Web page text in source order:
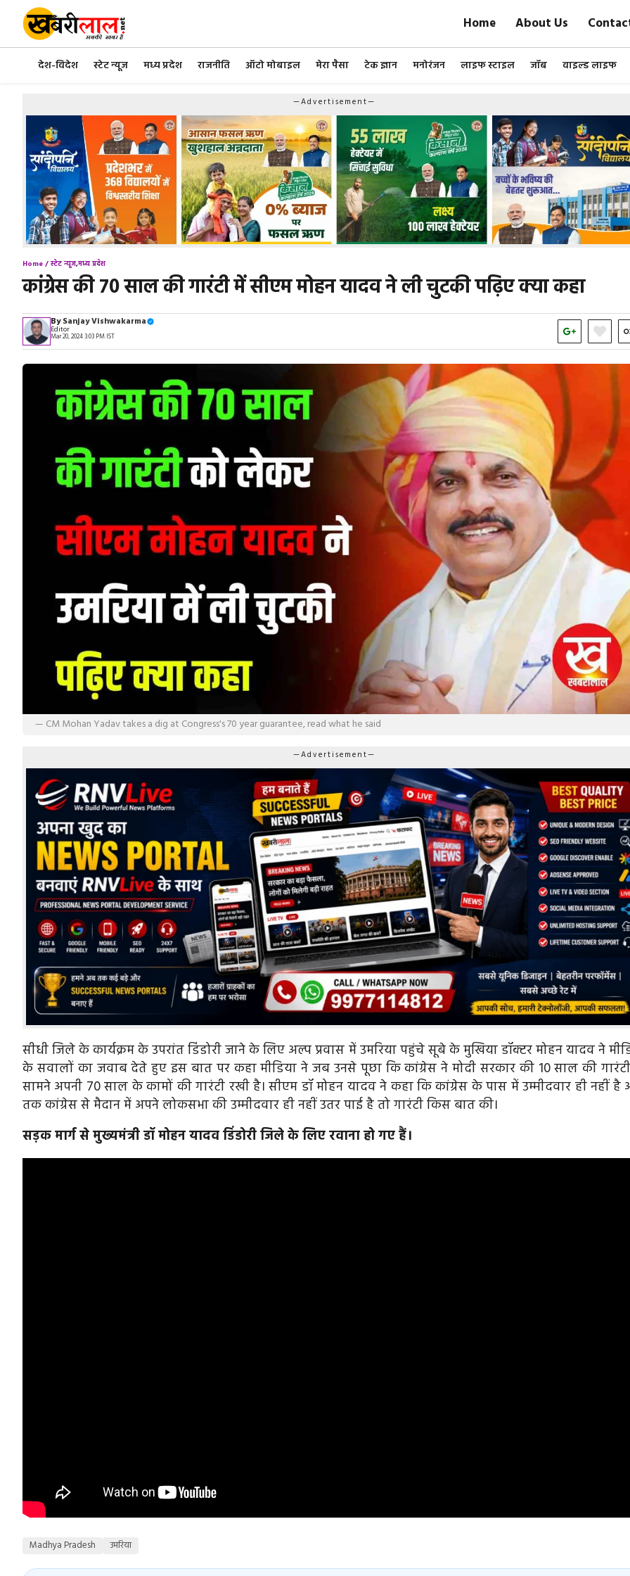
content
Home About Us
देश-विदेश स्टेट न्यूज मध्य प्रदेश राजनीति ऑटो मोबाइल मेरा पैसा टेक ज्ञान मनोरंजन लाइफ स्टाइल जॉब वाइल्ड लाइफ
—Advertisement—
Home /स्टेट न्यूज,मध्य प्रदेश
कांग्रेस की 70 साल की गारंटी में सीएम मोहन यादव ने ली चुटकी पढ़िए क्या कहा
BySanjay Vishwakarma
Editor
Mar 20, 2024 3:03 PM IST
— CM Mohan Yadav takes a dig at Congress's 70 year guarantee, read what he said
—Advertisement—
सीधी जिले के कार्यक्रम के उपरांत डिंडोरी जाने के लिए अल्प प्रवास में उमरिया पहुंचे सूबे के मुखिया डॉक्टर मोहन यादव ने
के सवालों का जवाब देते हुए इस बात पर कहा मीडिया ने जब उनसे पूछा कि कांग्रेस ने मोदी सरकार की 10 साल की
सामने अपनी 70 साल के कामों की गारंटी रखी है। सीएम डॉ मोहन यादव ने कहा कि कांग्रेस के पास में उम्मीदवार ही नहीं है
तक कांग्रेस से मैदान में अपने लोकसभा की उम्मीदवार ही नहीं उतर पाई है तो गारंटी किस बात की।
सड़क मार्ग से मुख्यमंत्री डॉ मोहन यादव डिंडोरी जिले के लिए रवाना हो गए हैं।
Madhya Pradesh उमरिया